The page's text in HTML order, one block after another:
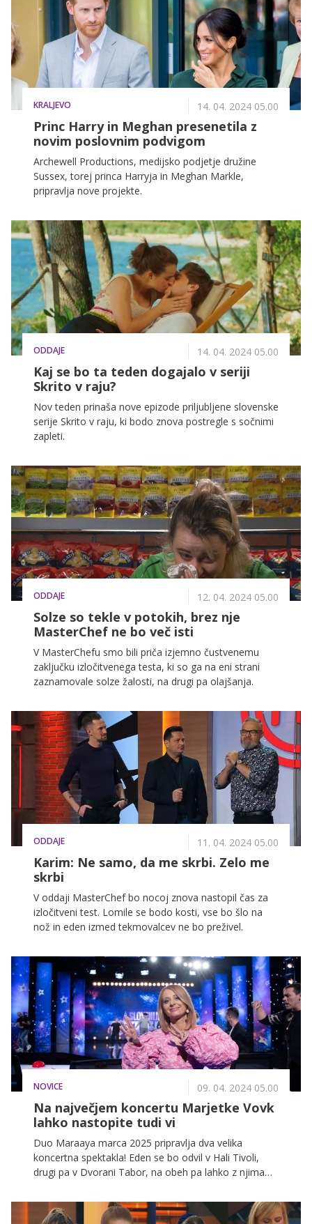
KRALJEVO 14. 04. 2024 05.00
Princ Harry in Meghan presenetila z
novim poslovnim podvigom
Archewell Productions, medijsko podjetje družine
Sussex, torej princa Harryja in Meghan Markle,
pripravlja nove projekte.
ODDAJE 14. 04. 2024 05.00
Kaj se bo ta teden dogajalo v seriji
Skrito v raju?
Nov teden prinaša nove epizode priljubljene slovenske
serije Skrito v raju, ki bodo znova postregle s sočnimi
zapleti.
ODDAJE 12. 04. 2024 05.00
Solze so tekle v potokih, brez nje
MasterChef ne bo več isti
V MasterChefu smo bili priča izjemno čustvenemu
zaključku izločitvenega testa, ki so ga na eni strani
zaznamovale solze žalosti, na drugi pa olajšanja.
ODDAJE 11. 04. 2024 05.00
Karim: Ne samo, da me skrbi. Zelo me
skrbi
V oddaji MasterChef bo nocoj znova nastopil čas za
izločitveni test. Lomile se bodo kosti, vse bo šlo na
nož in eden izmed tekmovalcev ne bo preživel.
NOVICE 09. 04. 2024 05.00
Na največjem koncertu Marjetke Vovk
lahko nastopite tudi vi
Duo Maraaya marca 2025 pripravlja dva velika
koncertna spektakla! Eden se bo odvil v Hali Tivoli,
drugi pa v Dvorani Tabor, na obeh pa lahko z njima